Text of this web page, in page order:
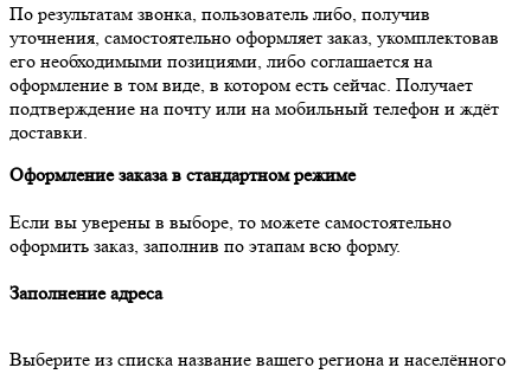
По результатам звонка, пользователь либо, получив
уточнения, самостоятельно оформляет заказ, укомплектовав
его необходимыми позициями, либо соглашается на
оформление в том виде, в котором есть сейчас. Получает
подтверждение на почту или на мобильный телефон и ждёт
доставки.
Оформление заказа в стандартном режиме
Если вы уверены в выборе, то можете самостоятельно
оформить заказ, заполнив по этапам всю форму.
Заполнение адреса
Выберите из списка название вашего региона и населённого